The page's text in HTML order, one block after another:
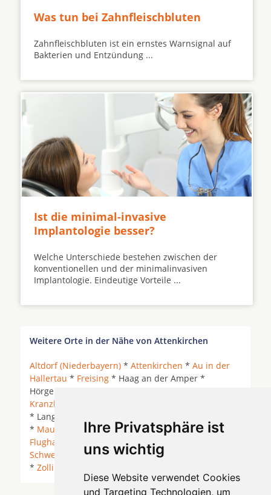
Ihre Privatsphäre ist
uns wichtig
Diese Website verwendet Cookies
und Targeting Technologien, um
Was tun bei Zahnfleischbluten
Zahnfleischbluten ist ein ernstes Warnsignal auf
Bakterien und Entzündung ...
Ist die minimal-invasive
Implantologie besser?
Welche Unterschiede bestehen zwischen der
konventionellen und der minimalinvasiven
Implantologie. Eindeutige Vorteile ...
Weitere Orte in der Nähe von Attenkirchen
Altdorf (Niederbayern) * Attenkirchen * Au in der
Hallertau * Freising * Haag an der Amper *
Hörgertshausen *
Kranzberg
* Langenbach (Oberbayern) * Mainburg * Marzling
* Mauern Moosburg an der Isar*München
Flughafen
* Rudelzhausen *
Schweitenkirchen* Wang * Wolfersdorf *
* Zolling